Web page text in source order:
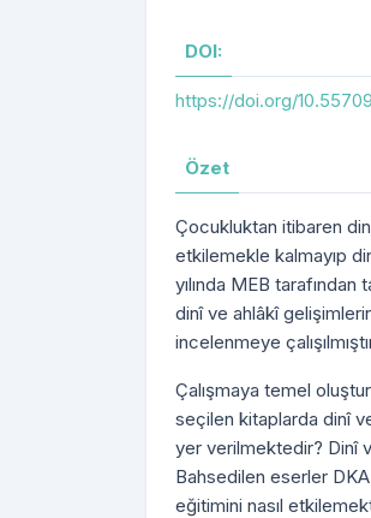
DOI:
https://doi.org/
Özet
Çocukluktan itibaren
etkilemekle kalmayıp
yılında MEB
dinî ve ahlâkî
incelenmeye
Çalışmaya temel
seçilen kitaplarda dinî
yer verilmektedir? Dinî
Bahsedilen eserler
eğitimini nasıl